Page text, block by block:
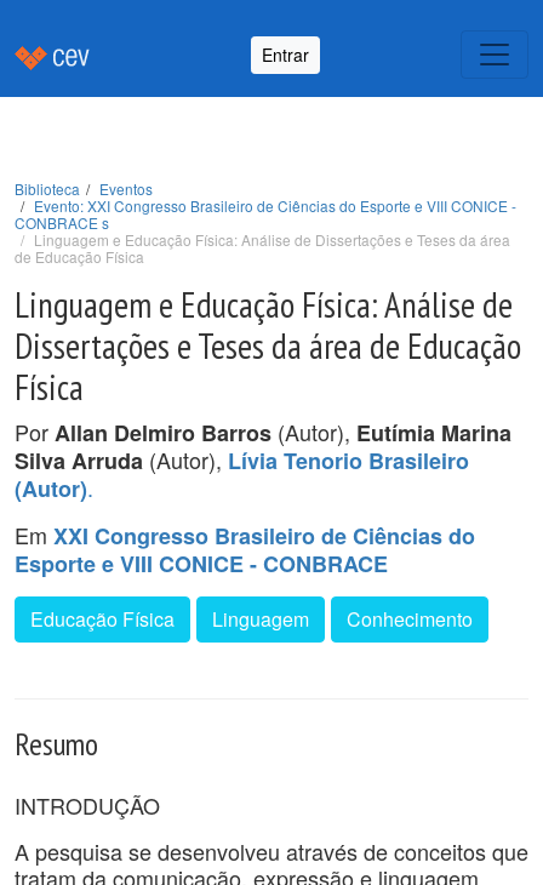
Entrar
Biblioteca
Eventos
Evento: XXI Congresso Brasileiro de Ciências do Esporte e VIII CONICE -
CONBRACE s
Linguagem e Educação Física: Análise de Dissertações e Teses da área
de Educação Física
Linguagem e Educação Física: Análise de
Dissertações e Teses da área de Educação
Física
PorAllan Delmiro Barros (Autor), Eutímia Marina
Silva Arruda (Autor), Lívia Tenorio Brasileiro
(Autor).
Em XXI Congresso Brasileiro de Ciências do
Esporte e VIII CONICE - CONBRACE
Educação Física Linguagem Conhecimento
Resumo
INTRODUÇÃO
A pesquisa se desenvolveu através de conceitos que
tratam da comunicação, expressão e linguagem